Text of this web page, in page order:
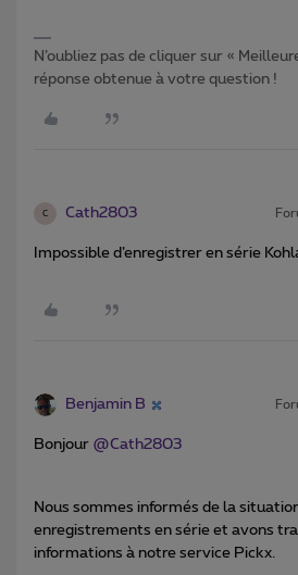
N’oubliez pas de cliquer sur «
réponse obtenue à votre question !
C Cath2803
Impossible d’enregistrer en série
Benjamin B
Bonjour ​ @Cath2803
Nous sommes informés de la
enregistrements en série et avons
informations à notre service Pickx.